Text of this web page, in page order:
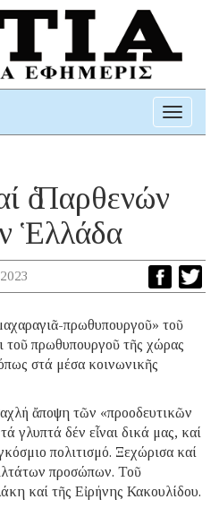
Toggle
ὁ Παρθενών
Ἑλλάδα
πρωθυπουργοῦ» τοῦ
τοῦ πρωθυπουργοῦ τῆς χώρας
στά μέσα κοινωνικῆς
ἄποψη τῶν «προοδευτικῶν
γλυπτά δέν εἶναι δικά μας, καί
πολιτισμό. Ξεχώρισα καί
προσώπων. Τοῦ
καί τῆς Εἰρήνης Κακουλίδου.